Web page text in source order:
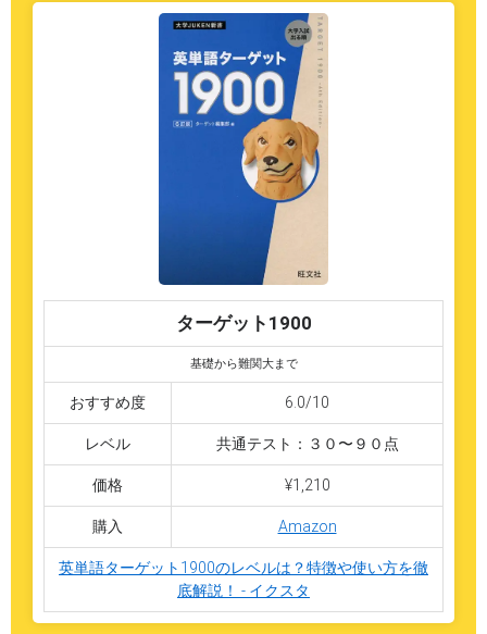
ターゲット1900
基礎から難関大まで
おすすめ度 6.0/10
レベル 共通テスト：３０〜９０点
価格 ¥1,210
購入 Amazon
英単語ターゲット1900のレベルは？特徴や使い方を徹
底解説！ - イクスタ